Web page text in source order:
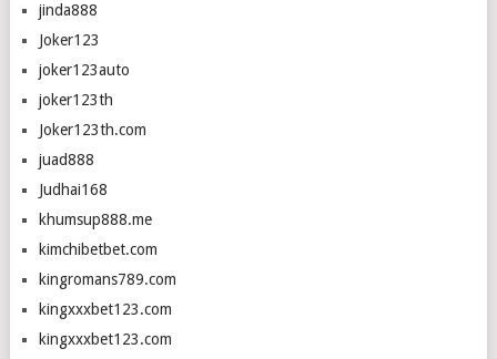
jinda888
Joker123
joker123auto
joker123th
Joker123th.com
juad888
Judhai168
khumsup888.me
kimchibetbet.com
kingromans789.com
kingxxxbet123.com
kingxxxbet123.com